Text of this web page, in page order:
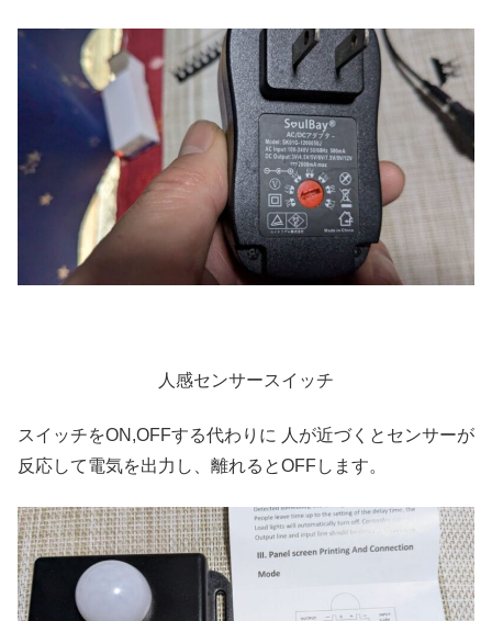
人感センサースイッチ
スイッチをON,OFFする代わりに 人が近づくとセンサーが
反応して電気を出力し、離れるとOFFします。